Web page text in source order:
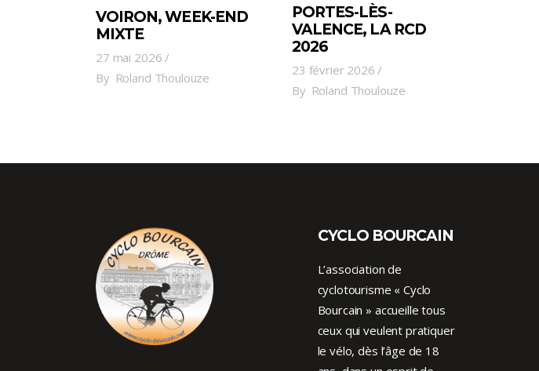
VOIRON, WEEK-END
MIXTE
27 mai 2026
By Roland Thoulouze
PORTES-LÈS-
VALENCE, LA RCD
2026
23 février 2026
By Roland Thoulouze
CYCLO BOURCAIN
L’association de
cyclotourisme « Cyclo
Bourcain » accueille tous
ceux qui veulent pratiquer
le vélo, dès l’âge de 18